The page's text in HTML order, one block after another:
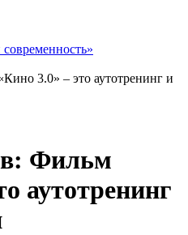
3.0» – это аутотренинг и
Фильм
аутотренинг